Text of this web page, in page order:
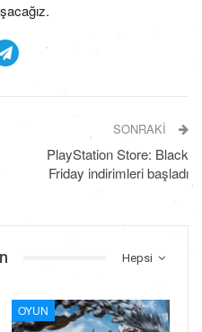
SONRAKI
PlayStation Store: Black
Friday indirimleri başladı
Hepsi
OYUN